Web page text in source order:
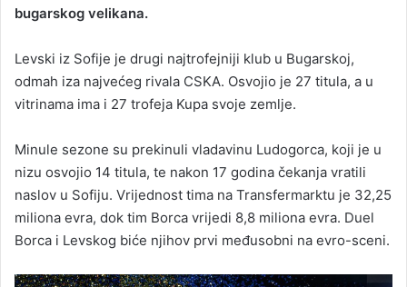
bugarskog velikana.
Levski iz Sofije je drugi najtrofejniji klub u Bugarskoj,
odmah iza najvećeg rivala CSKA. Osvojio je 27 titula, a u
vitrinama ima i 27 trofeja Kupa svoje zemlje.
Minule sezone su prekinuli vladavinu Ludogorca, koji je u
nizu osvojio 14 titula, te nakon 17 godina čekanja vratili
naslov u Sofiju. Vrijednost tima na Transfermarktu je 32,25
miliona evra, dok tim Borca vrijedi 8,8 miliona evra. Duel
Borca i Levskog biće njihov prvi međusobni na evro-sceni.